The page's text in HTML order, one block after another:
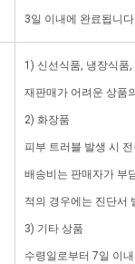
3일 이내에 완료됩니
1) 신선식품, 냉장식품
재판매가 어려운 상품
2) 화장품
피부 트러블 발생 시
배송비는 판매자가 부
적의 경우에는 진단서
3) 기타 상품
수령일로부터 7일 이